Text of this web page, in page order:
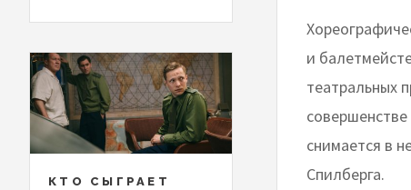
и
театральных
снимается в
Спилберга.
КТО СЫГРАЕТ